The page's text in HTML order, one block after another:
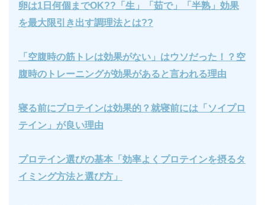
卵は1日何個までOK??「生」「茹で」「半熟」効果
を最大限引き出す調理法とは??
「空腹時の筋トレは効果がない」はウソだった！？空
腹時のトレーニングが効果があると言われる理由
寝る前にプロテインは効果的？就寝前には「ソイプロ
テイン」が良い理由
プロテイン選びの基本「効率よくプロテインを摂るタ
イミング方法と選び方」